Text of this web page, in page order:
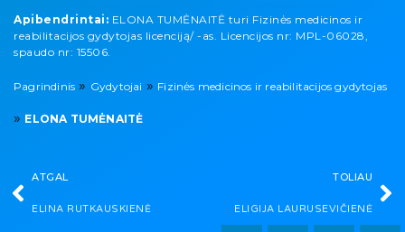
Apibendrintai: ELONA TUMĖNAITĖ turi Fizinės medicinos ir
reabilitacijos gydytojas licenciją/ -as. Licencijos nr: MPL-06028,
spaudo nr: 15506.
Pagrindinis » Gydytojai » Fizinės medicinos ir reabilitacijos gydytojas
» ELONA TUMĖNAITĖ
ATGAL
ELINA RUTKAUSKIENĖ
TOLIAU
ELIGIJA LAURUSEVIČIENĖ